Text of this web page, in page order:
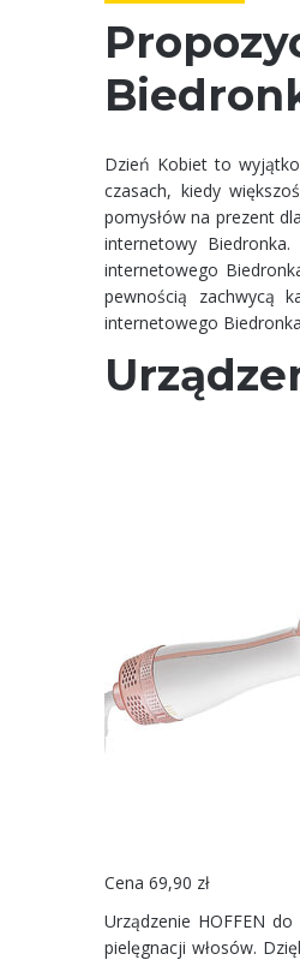
Dzień Kobiet to
czasach, kiedy
pomysłów na prezent
internetowy
internetowego
pewnością zachwycą
internetowego Biedronka
Cena 69,90 zł
Urządzenie HOFFEN
pielęgnacji włosów.